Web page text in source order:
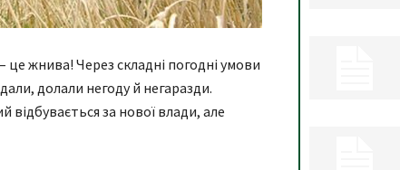
жнива! Через складні погодні умови
долали негоду й негаразди.
за нової влади, але